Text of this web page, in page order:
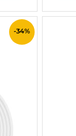
-34%